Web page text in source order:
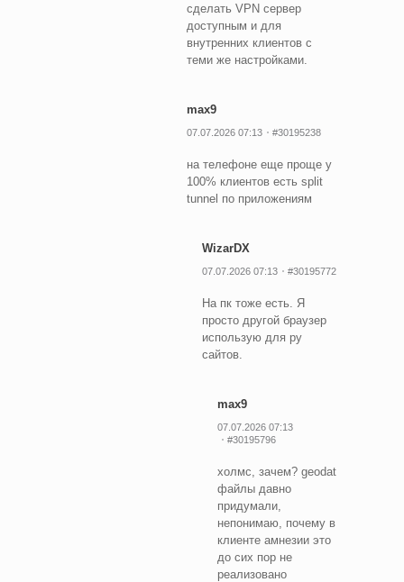
сделать VPN сервер
доступным и для
внутренних клиентов с
теми же настройками.
max9
07.07.2026 07:13 #30195238
на телефоне еще проще у
100% клиентов есть split
tunnel по приложениям
WizarDX
07.07.2026 07:13 #30195772
На пк тоже есть. Я
просто другой браузер
использую для ру
сайтов.
max9
07.07.2026 07:13
#30195796
холмс, зачем? geodat
файлы давно
придумали,
непонимаю, почему в
клиенте амнезии это
до сих пор не
реализовано